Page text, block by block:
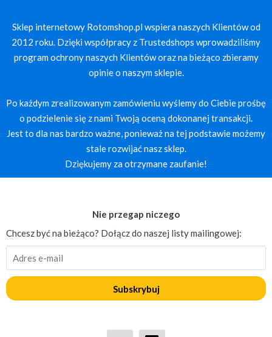
Sklep internetowy Rotomshop.pl wspiera naszych Klientów od
2012 roku. Dzięki współpracy z Trustedshops wprowadziliśmy
program ochrony naszych Klientów oraz na bieżąco zbieramy
opinie o naszym sklepie.
Po każdym zrealizowanym zamówieniu wyślemy do Ciebie prośbę
o podzielenie się z nami Twoją oceną dokonanej transakcji.
Jest to dla nas bardzo ważne, ponieważ na tej podstawie możemy
stale rozwijać nasz sklep.
Dziękujemy za otrzymane zaufanie!
Nie przegap niczego
Chcesz być na bieżąco? Dołącz do naszej listy mailingowej:
Subskrybuj